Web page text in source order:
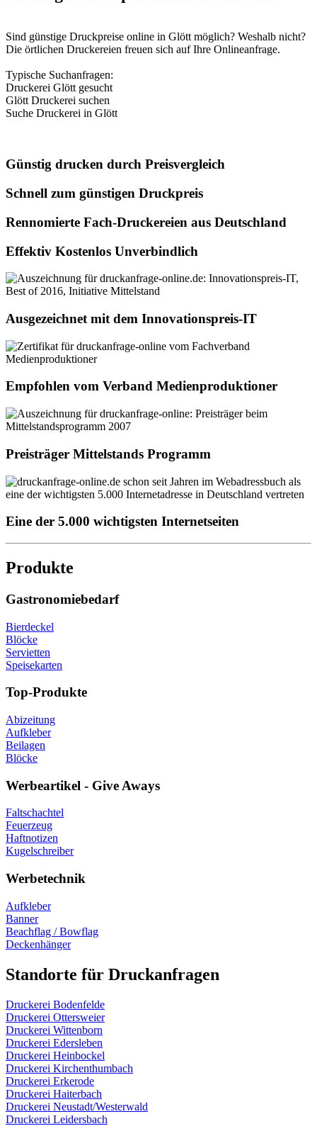
Sind günstige Druckpreise online in Glött möglich? Weshalb nicht?
Die örtlichen Druckereien freuen sich auf Ihre Onlineanfrage.
Typische Suchanfragen:
Druckerei Glött gesucht
Glött Druckerei suchen
Suche Druckerei in Glött
Günstig drucken durch Preisvergleich
Schnell zum günstigen Druckpreis
Rennomierte Fach-Druckereien aus Deutschland
Effektiv Kostenlos Unverbindlich
Ausgezeichnet mit dem Innovationspreis-IT
Empfohlen vom Verband Medienproduktioner
Preisträger Mittelstands Programm
Eine der 5.000 wichtigsten Internetseiten
Produkte
Gastronomiebedarf
Bierdeckel
Blöcke
Servietten
Speisekarten
Top-Produkte
Abizeitung
Aufkleber
Beilagen
Blöcke
Werbeartikel - Give Aways
Faltschachtel
Feuerzeug
Haftnotizen
Kugelschreiber
Werbetechnik
Aufkleber
Banner
Beachflag / Bowflag
Deckenhänger
Standorte für Druckanfragen
Druckerei Bodenfelde
Druckerei Ottersweier
Druckerei Wittenborn
Druckerei Edersleben
Druckerei Heinbockel
Druckerei Kirchenthumbach
Druckerei Erkerode
Druckerei Haiterbach
Druckerei Neustadt/Westerwald
Druckerei Leidersbach